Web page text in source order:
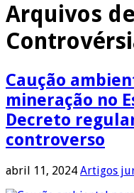
Arquivos
Caução
mineração no
Decreto
controverso
abril 11, 2024 Artigos